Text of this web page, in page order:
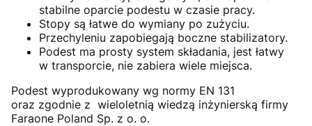
stabilne oparcie podestu w czasie pracy.
Stopy są łatwe do wymiany po zużyciu.
Przechyleniu zapobiegają boczne stabilizatory.
Podest ma prosty system składania, jest łatwy
w transporcie, nie zabiera wiele miejsca.
Podest wyprodukowany wg normy EN 131
oraz zgodnie z wieloletnią wiedzą inżynierską firmy
Faraone Poland Sp. z o. o.